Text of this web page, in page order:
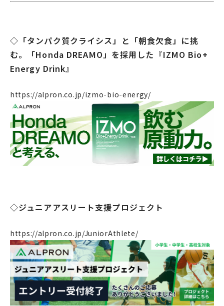
◇「タンパク質クライシス」と「朝食欠食」に挑
む。「Honda DREAMO」を採用した『IZMO Bio+
Energy Drink』
https://alpron.co.jp/izmo-bio-energy/
◇ジュニアアスリート支援プロジェクト
https://alpron.co.jp/JuniorAthlete/